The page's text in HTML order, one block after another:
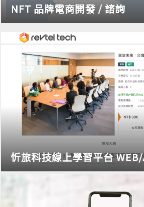
NFT 品牌電商開發 / 諮詢
忻旅科技線上學習平台